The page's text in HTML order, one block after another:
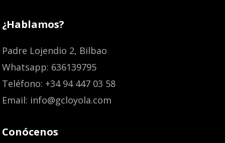
¿Hablamos?
Padre Lojendio 2, Bilbao
Whatsapp: 636139795
Teléfono: +34 94 447 03 58
Email: info@gcloyola.com
Conócenos